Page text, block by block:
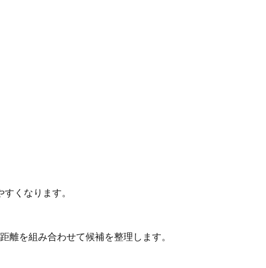
くなります。
離を組み合わせて候補を整理します。